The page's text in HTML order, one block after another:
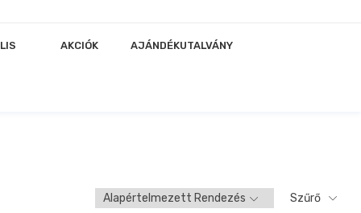
AKCIÓK AJÁNDÉKUTALVÁNY
Szűrő